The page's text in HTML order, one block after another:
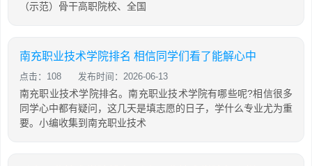
（示范）骨干高职院校、全国
南充职业技术学院排名 相信同学们看了能解心中
点击：108 发布时间：2026-06-13
南充职业技术学院排名。南充职业技术学院有哪些呢?相信很多
同学心中都有疑问，这几天是填志愿的日子，学什么专业尤为重
要。小编收集到南充职业技术